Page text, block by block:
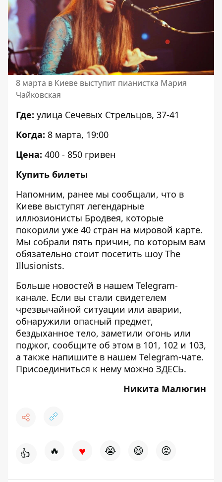
8 марта в Киеве выступит пианистка Мария
Чайковская
Где: улица Сечевых Стрельцов, 37-41
Когда: 8 марта, 19:00
Цена: 400 - 850 гривен
Купить билеты
Напомним, ранее мы сообщали, что в
Киеве выступят легендарные
иллюзионисты Бродвея, которые
покорили уже 40 стран на мировой карте.
Мы собрали пять причин, по которым вам
обязательно стоит посетить шоу The
Illusionists.
Больше новостей в нашем Telegram-
канале. Если вы стали свидетелем
чрезвычайной ситуации или аварии,
обнаружили опасный предмет,
бездыханное тело, заметили огонь или
поджог, сообщите об этом в 101, 102 и 103,
а также напишите в нашем Telegram-чате.
Присоединиться к нему можно ЗДЕСЬ.
Никита Малюгин
👍 🔥 ♥ 😭 😆 😡